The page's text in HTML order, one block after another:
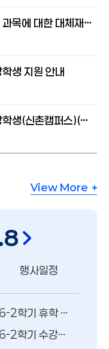
2026학년도 2학기 장기미개설 과목에 대한 대체재수강 신청 안내
생 지원 안내
2026학년도 2학기 국가근로 장학생(신촌캠퍼스)(장애대학생 봉사유형(구, 장애학생도우미)) 모집 공고
View More
행사일정
2026-2학기 휴학 접수 시작
2026-2학기 수강신청